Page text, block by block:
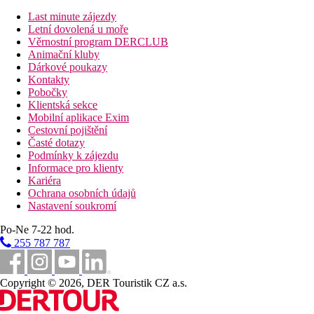
Dětské hřiště, miniklub, teenklub, dětský bazén.
Web
https://www.playasenator.com
Wellness
Za poplatek: parní lázně, jacuzzi, sauna, masáže, solárium,
Internet
Zdarma: WiFi ve společných prostorech.
Za poplatek: WiFi na pokojích.
Oficiální kategorie
4 hvězdičky
Vzdálenosti
90 km
Vzdálenost od nejbližšího letiště
1,5 km
Last minute zájezdy
Letní dovolená u moře
Věrnostní program DERCLUB
Animační kluby
Dárkové poukazy
Kontakty
Pobočky
Klientská sekce
Mobilní aplikace Exim
Cestovní pojištění
Časté dotazy
Podmínky k zájezdu
Informace pro klienty
Kariéra
Ochrana osobních údajů
Nastavení soukromí
Po-Ne 7-22 hod.
255 787 787
Copyright © 2026, DER Touristik CZ a.s.